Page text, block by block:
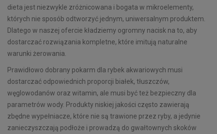
dieta jest niezwykle zróżnicowana i bogata w mikroelementy,
których nie sposób odtworzyć jednym, uniwersalnym produktem.
Dlatego w naszej ofercie kładziemy ogromny nacisk na to, aby
dostarczać rozwiązania kompletne, które imitują naturalne
warunki żerowania.
Prawidłowo dobrany pokarm dla rybek akwariowych musi
dostarczać odpowiednich proporcji białek, tłuszczów,
węglowodanów oraz witamin, ale musi być też bezpieczny dla
parametrów wody. Produkty niskiej jakości często zawierają
zbędne wypełniacze, które nie są trawione przez ryby, a jedynie
zanieczyszczają podłoże i prowadzą do gwałtownych skoków